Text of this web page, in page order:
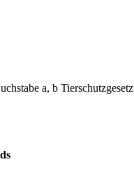
a, b Tierschutzgesetz